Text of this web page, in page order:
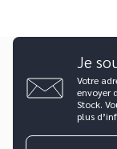
Je
Votre
envoyer
Stock.
plus